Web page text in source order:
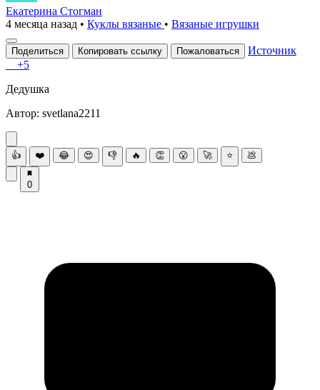
Екатерина Стогман
4 месяца назад • Куклы вязаные • Вязаные игрушки
Поделиться Копировать ссылку Пожаловаться
Источник
+5
Дeдушкa
Автop: svеtlana2211
👍 ❤️ 😂 😍 👎 🔥 👏 😮 🚀 ⭐ 💩
0